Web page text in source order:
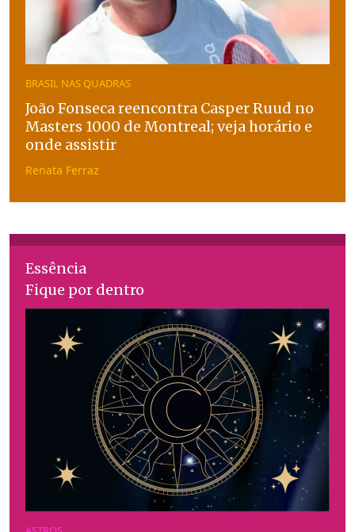
BRASIL NAS QUADRAS
João Fonseca reencontra Casper Ruud no
Masters 1000 de Montreal; veja horário e
onde assistir
Renata Ferraz
Essência
Fique por dentro